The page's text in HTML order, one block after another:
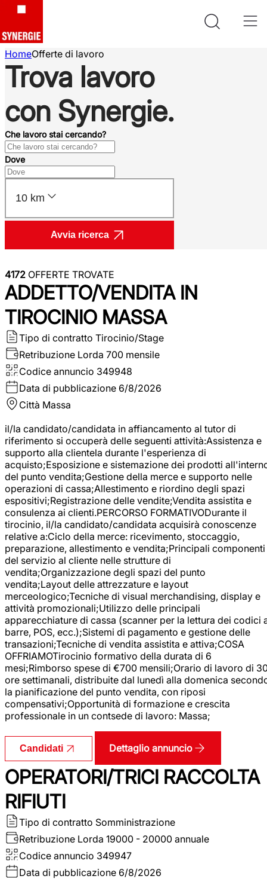
HomeOfferte di lavoro
Trova lavoro
con Synergie.
Che lavoro stai cercando?
Dove
10 km
Avvia ricerca
4172 OFFERTE TROVATE
ADDETTO/VENDITA IN
TIROCINIO MASSA
Tipo di contratto Tirocinio/Stage
Retribuzione Lorda 700 mensile
Codice annuncio 349948
Data di pubblicazione 6/8/2026
Città Massa
il/la candidato/candidata in affiancamento al tutor di
riferimento si occuperà delle seguenti attività:Assistenza e
supporto alla clientela durante l'esperienza di
acquisto;Esposizione e sistemazione dei prodotti
del punto vendita;Gestione della merce e supporto nelle
operazioni di cassa;Allestimento e riordino degli spazi
espositivi;Registrazione delle vendite;Vendita assistita e
consulenza ai clienti.PERCORSO FORMATIVODurante il
tirocinio, il/la candidato/candidata acquisirà conoscenze
relative a:Ciclo della merce: ricevimento, stoccaggio,
preparazione, allestimento e vendita;Principali componenti
del servizio al cliente nelle strutture di
vendita;Organizzazione degli spazi del punto
vendita;Layout delle attrezzature e layout
merceologico;Tecniche di visual merchandising, display e
attività promozionali;Utilizzo delle principali
apparecchiature di cassa (scanner per la lettura dei codici
barre, POS, ecc.);Sistemi di pagamento e gestione delle
transazioni;Tecniche di vendita assistita e attiva;COSA
OFFRIAMOTirocinio formativo della durata di 6
mesi;Rimborso spese di €700 mensili;Orario di lavoro di
ore settimanali, distribuite dal lunedì alla domenica
la pianificazione del punto vendita, con riposi
compensativi;Opportunità di formazione e crescita
professionale in un contsede di lavoro: Massa;
Candidati Dettaglio annuncio
OPERATORI/TRICI RACCOLTA
RIFIUTI
Tipo di contratto Somministrazione
Retribuzione Lorda 19000 - 20000 annuale
Codice annuncio 349947
Data di pubblicazione 6/8/2026